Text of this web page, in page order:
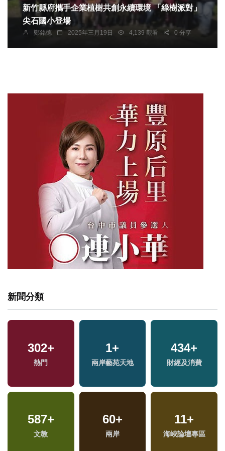
新竹縣府攜手企業植樹共創永續環境 「綠樹派對」
尖石國小登場
鄭銘德 2025年三月19日 4,139 觀看 0 分享
新聞分類
302+
熱門
1+
兩岸藝苑天地
434+
財經及消費
587+
文教
60+
兩岸
11+
海峽論壇專區